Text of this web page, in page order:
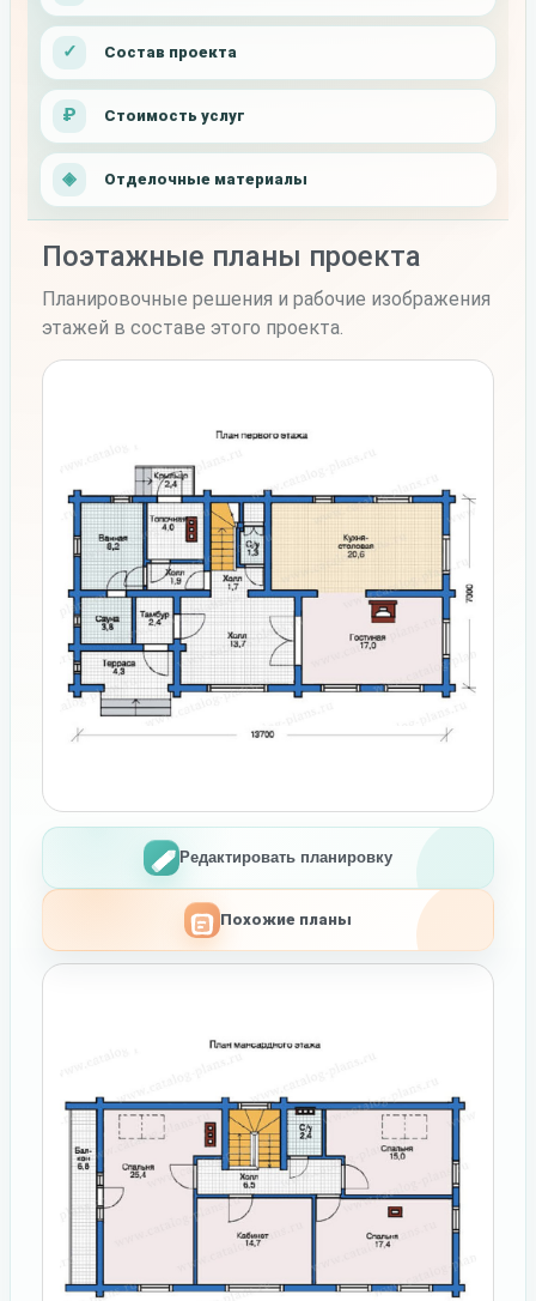
Состав проекта
Стоимость услуг
Отделочные материалы
Поэтажные планы проекта
Планировочные решения и рабочие изображения
этажей в составе этого проекта.
Редактировать планировку
Похожие планы